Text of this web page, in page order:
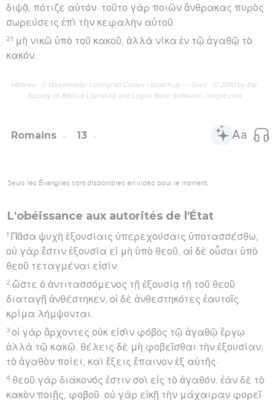
διψᾷ, πότιζε αὐτόν· τοῦτο γὰρ ποιῶν ἄνθρακας πυρὸς
σωρεύσεις ἐπὶ τὴν κεφαλὴν αὐτοῦ.
21 μὴ νικῶ ὑπὸ τοῦ κακοῦ, ἀλλὰ νίκα ἐν τῷ ἀγαθῷ τὸ
κακόν.
Hébreu : © Westminster Leningrad Codex - tanach.us --- Grec : © 2010 by the
Society of Biblical Literature and Logos Bible Software - sblgnt.com
Romains 13
Seuls les Évangiles sont disponibles en vidéo pour le moment.
L'obéissance aux autorités de l'État
1 Πᾶσα ψυχὴ ἐξουσίαις ὑπερεχούσαις ὑποτασσέσθω,
οὐ γὰρ ἔστιν ἐξουσία εἰ μὴ ὑπὸ θεοῦ, αἱ δὲ οὖσαι ὑπὸ
θεοῦ τεταγμέναι εἰσίν.
2 ὥστε ὁ ἀντιτασσόμενος τῇ ἐξουσίᾳ τῇ τοῦ θεοῦ
διαταγῇ ἀνθέστηκεν, οἱ δὲ ἀνθεστηκότες ἑαυτοῖς
κρίμα λήμψονται.
3 οἱ γὰρ ἄρχοντες οὐκ εἰσὶν φόβος τῷ ἀγαθῷ ἔργῳ
ἀλλὰ τῷ κακῷ. θέλεις δὲ μὴ φοβεῖσθαι τὴν ἐξουσίαν;
τὸ ἀγαθὸν ποίει, καὶ ἕξεις ἔπαινον ἐξ αὐτῆς·
4 θεοῦ γὰρ διάκονός ἐστιν σοὶ εἰς τὸ ἀγαθόν. ἐὰν δὲ τὸ
κακὸν ποιῇς, φοβοῦ· οὐ γὰρ εἰκῇ τὴν μάχαιραν φορεῖ·